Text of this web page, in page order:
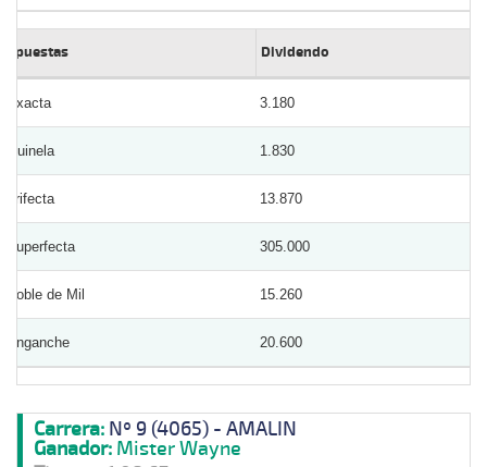
Apuestas Dividendo
Exacta 3.180
Quinela 1.830
Trifecta 13.870
Superfecta 305.000
Doble de Mil 15.260
Enganche 20.600
Carrera: Nº 9 (4065) - AMALIN
Ganador: Mister Wayne